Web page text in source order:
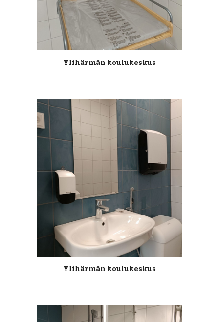
Ylihärmän koulukeskus
Ylihärmän koulukeskus